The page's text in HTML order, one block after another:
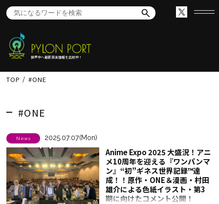
世界中へ最新音楽情報を出航中！
TOP #ONE
#ONE
News 2025.07.07(Mon)
Anime Expo 2025 大盛況！アニ
メ10周年を迎える『ワンパンマ
ン』“初”ギネス世界記録™達
成！！原作・ONE＆漫画・村田
雄介による色紙イラスト・第3
期に向けたコメント公開！